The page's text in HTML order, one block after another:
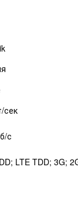
сек
с
LTE TDD; 3G;